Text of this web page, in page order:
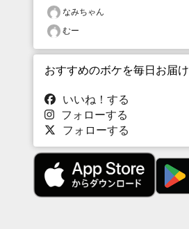
なみちゃん
むー
おすすめのボケを毎日お届け
いいね！する
フォローする
フォローする